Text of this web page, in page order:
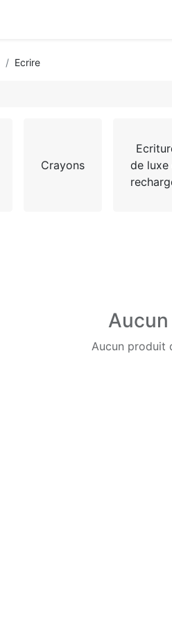
Ecrire
Crayons
de luxe
Aucun produit